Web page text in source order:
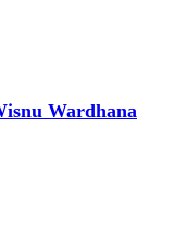
Wardhana